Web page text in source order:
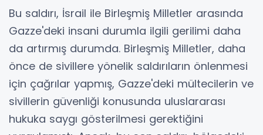
Bu saldırı, İsrail ile Birleşmiş Milletler arasında
Gazze'deki insani durumla ilgili gerilimi daha
da artırmış durumda. Birleşmiş Milletler, daha
önce de sivillere yönelik saldırıların önlenmesi
için çağrılar yapmış, Gazze'deki mültecilerin ve
sivillerin güvenliği konusunda uluslararası
hukuka saygı gösterilmesi gerektiğini